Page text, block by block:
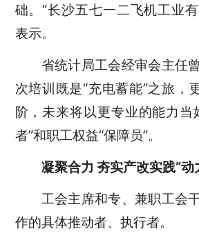
础。”长沙五七一二飞机工业
表示。
省统计局工会经审会主任
次培训既是“充电蓄能”之旅，
阶，未来将以更专业的能力当
者”和职工权益“保障员”。
凝聚合力 夯实产改实践“动
工会主席和专、兼职工会
作的具体推动者、执行者。